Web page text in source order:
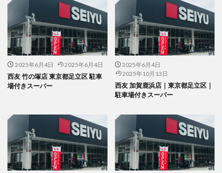
2025年6月4日 2025年6月4日
西友 竹の塚店 東京都足立区 駐車
場付きスーパー
2025年6月4日
2025年10月13日
西友 加賀鹿浜店｜東京都足立区｜
駐車場付きスーパー